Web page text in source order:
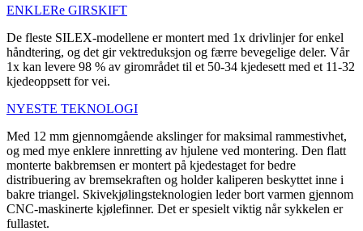
ENKLERe GIRSKIFT
De fleste SILEX-modellene er montert med 1x drivlinjer for enkel
håndtering, og det gir vektreduksjon og færre bevegelige deler. Vår
1x kan levere 98 % av girområdet til et 50-34 kjedesett med et 11-32
kjedeoppsett for vei.
NYESTE TEKNOLOGI
Med 12 mm gjennomgående akslinger for maksimal rammestivhet,
og med mye enklere innretting av hjulene ved montering. Den flatt
monterte bakbremsen er montert på kjedestaget for bedre
distribuering av bremsekraften og holder kaliperen beskyttet inne i
bakre triangel. Skivekjølingsteknologien leder bort varmen gjennom
CNC-maskinerte kjølefinner. Det er spesielt viktig når sykkelen er
fullastet.